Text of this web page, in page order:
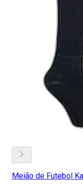
Meião de Futebol